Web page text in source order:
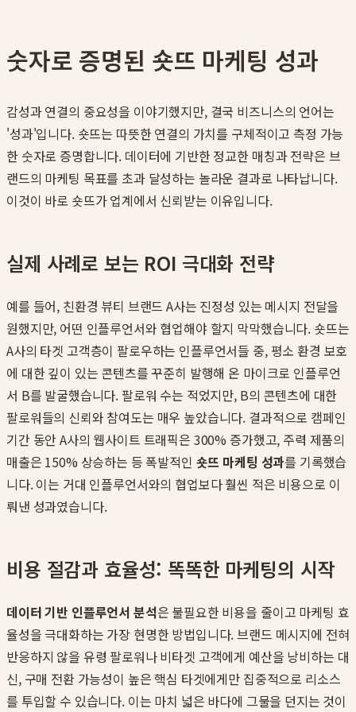
숫자로 증명된 숏뜨 마케팅 성과
감성과 연결의 중요성을 이야기했지만, 결국 비즈니스의 언어는
'성과'입니다. 숏뜨는 따뜻한 연결의 가치를 구체적이고 측정 가능
한 숫자로 증명합니다. 데이터에 기반한 정교한 매칭과 전략은 브
랜드의 마케팅 목표를 초과 달성하는 놀라운 결과로 나타납니다.
이것이 바로 숏뜨가 업계에서 신뢰받는 이유입니다.
실제 사례로 보는 ROI 극대화 전략
예를 들어, 친환경 뷰티 브랜드 A사는 진정성 있는 메시지 전달을
원했지만, 어떤 인플루언서와 협업해야 할지 막막했습니다. 숏뜨는
A사의 타겟 고객층이 팔로우하는 인플루언서들 중, 평소 환경 보호
에 대한 깊이 있는 콘텐츠를 꾸준히 발행해 온 마이크로 인플루언
서 B를 발굴했습니다. 팔로워 수는 적었지만, B의 콘텐츠에 대한
팔로워들의 신뢰와 참여도는 매우 높았습니다. 결과적으로 캠페인
기간 동안 A사의 웹사이트 트래픽은 300% 증가했고, 주력 제품의
매출은 150% 상승하는 등 폭발적인 숏뜨 마케팅 성과를 기록했습
니다. 이는 거대 인플루언서와의 협업보다 훨씬 적은 비용으로 이
뤄낸 성과였습니다.
비용 절감과 효율성: 똑똑한 마케팅의 시작
데이터 기반 인플루언서 분석은 불필요한 비용을 줄이고 마케팅 효
율성을 극대화하는 가장 현명한 방법입니다. 브랜드 메시지에 전혀
반응하지 않을 유령 팔로워나 비타겟 고객에게 예산을 낭비하는 대
신, 구매 전환 가능성이 높은 핵심 타겟에게만 집중적으로 리소스
를 투입할 수 있습니다. 이는 마치 넓은 바다에 그물을 던지는 것이